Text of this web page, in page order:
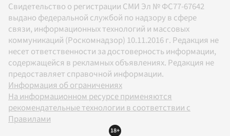
Свидетельство о регистрации СМИ Эл № ФС77-67642
выдано федеральной службой по надзору в сфере
связи, информационных технологий и массовых
коммуникаций (Роскомнадзор) 10.11.2016 г. Редакция не
несет ответственности за достоверность информации,
содержащейся в рекламных объявлениях. Редакция не
предоставляет справочной информации.
Информация об ограничениях
На информационном ресурсе применяются
рекомендательные технологии в соответствии с
Правилами
18+